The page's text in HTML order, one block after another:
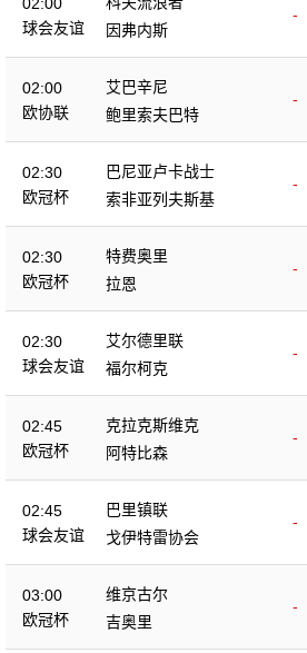
球会友谊
-
因弗内斯
02:00
欧协联
艾巴辛尼
-
鲍里索夫巴特
02:30
欧冠杯
巴尼亚卢卡战士
-
索非亚列夫斯基
02:30
欧冠杯
特费奥里
-
拉恩
02:30
球会友谊
艾尔德里联
-
福尔柯克
02:45
欧冠杯
克拉克斯维克
-
阿特比森
02:45
球会友谊
巴里镇联
-
戈伊特雷协会
03:00
欧冠杯
维京古尔
-
吉奥里